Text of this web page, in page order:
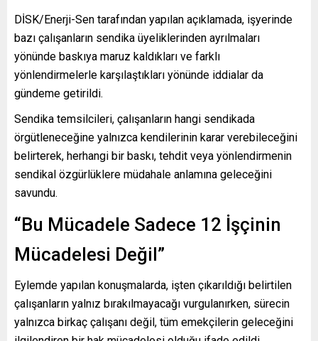
DİSK/Enerji-Sen tarafından yapılan açıklamada, işyerinde
bazı çalışanların sendika üyeliklerinden ayrılmaları
yönünde baskıya maruz kaldıkları ve farklı
yönlendirmelerle karşılaştıkları yönünde iddialar da
gündeme getirildi.
Sendika temsilcileri, çalışanların hangi sendikada
örgütleneceğine yalnızca kendilerinin karar verebileceğini
belirterek, herhangi bir baskı, tehdit veya yönlendirmenin
sendikal özgürlüklere müdahale anlamına geleceğini
savundu.
“Bu Mücadele Sadece 12 İşçinin
Mücadelesi Değil”
Eylemde yapılan konuşmalarda, işten çıkarıldığı belirtilen
çalışanların yalnız bırakılmayacağı vurgulanırken, sürecin
yalnızca birkaç çalışanı değil, tüm emekçilerin geleceğini